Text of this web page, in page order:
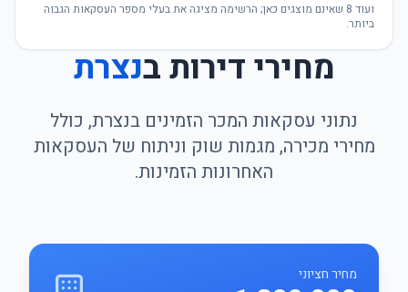
ועוד 8 שאינם מוצגים כאן; הרשימה מציגה את בעלי מספר העסקאות הגבוה
ביותר.
מחירי דירות בנצרת
נתוני עסקאות המכר הזמינים בנצרת, כולל
מחירי מכירה, מגמות שוק וניתוח של העסקאות
האחרונות הזמינות.
מחיר חציוני